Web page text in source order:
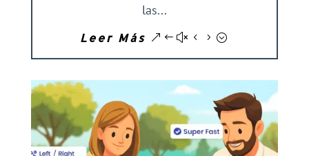
las...
Leer Más